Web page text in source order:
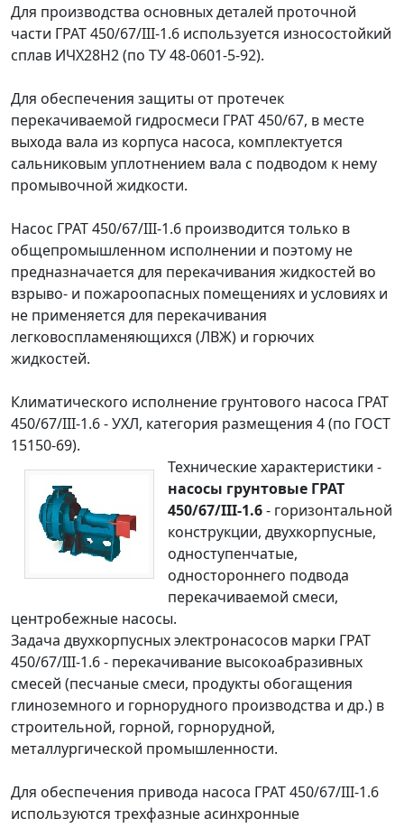
Для производства основных деталей проточной
части ГРАТ 450/67/III-1.6 используется износостойкий
сплав ИЧХ28Н2 (по ТУ 48-0601-5-92).
Для обеспечения защиты от протечек
перекачиваемой гидросмеси ГРАТ 450/67, в месте
выхода вала из корпуса насоса, комплектуется
сальниковым уплотнением вала с подводом к нему
промывочной жидкости.
Насос ГРАТ 450/67/III-1.6 производится только в
общепромышленном исполнении и поэтому не
предназначается для перекачивания жидкостей во
взрыво- и пожароопасных помещениях и условиях и
не применяется для перекачивания
легковоспламеняющихся (ЛВЖ) и горючих
жидкостей.
Климатического исполнение грунтового насоса ГРАТ
450/67/III-1.6 - УХЛ, категория размещения 4 (по ГОСТ
15150-69).
Технические характеристики -
насосы грунтовые ГРАТ
450/67/III-1.6- горизонтальной
конструкции, двухкорпусные,
одноступенчатые,
одностороннего подвода
перекачиваемой смеси,
центробежные насосы.
Задача двухкорпусных электронасосов марки ГРАТ
450/67/III-1.6 - перекачивание высокоабразивных
смесей (песчаные смеси, продукты обогащения
глиноземного и горнорудного производства и др.) в
строительной, горной, горнорудной,
металлургической промышленности.
Для обеспечения привода насоса ГРАТ 450/67/III-1.6
используются трехфазные асинхронные